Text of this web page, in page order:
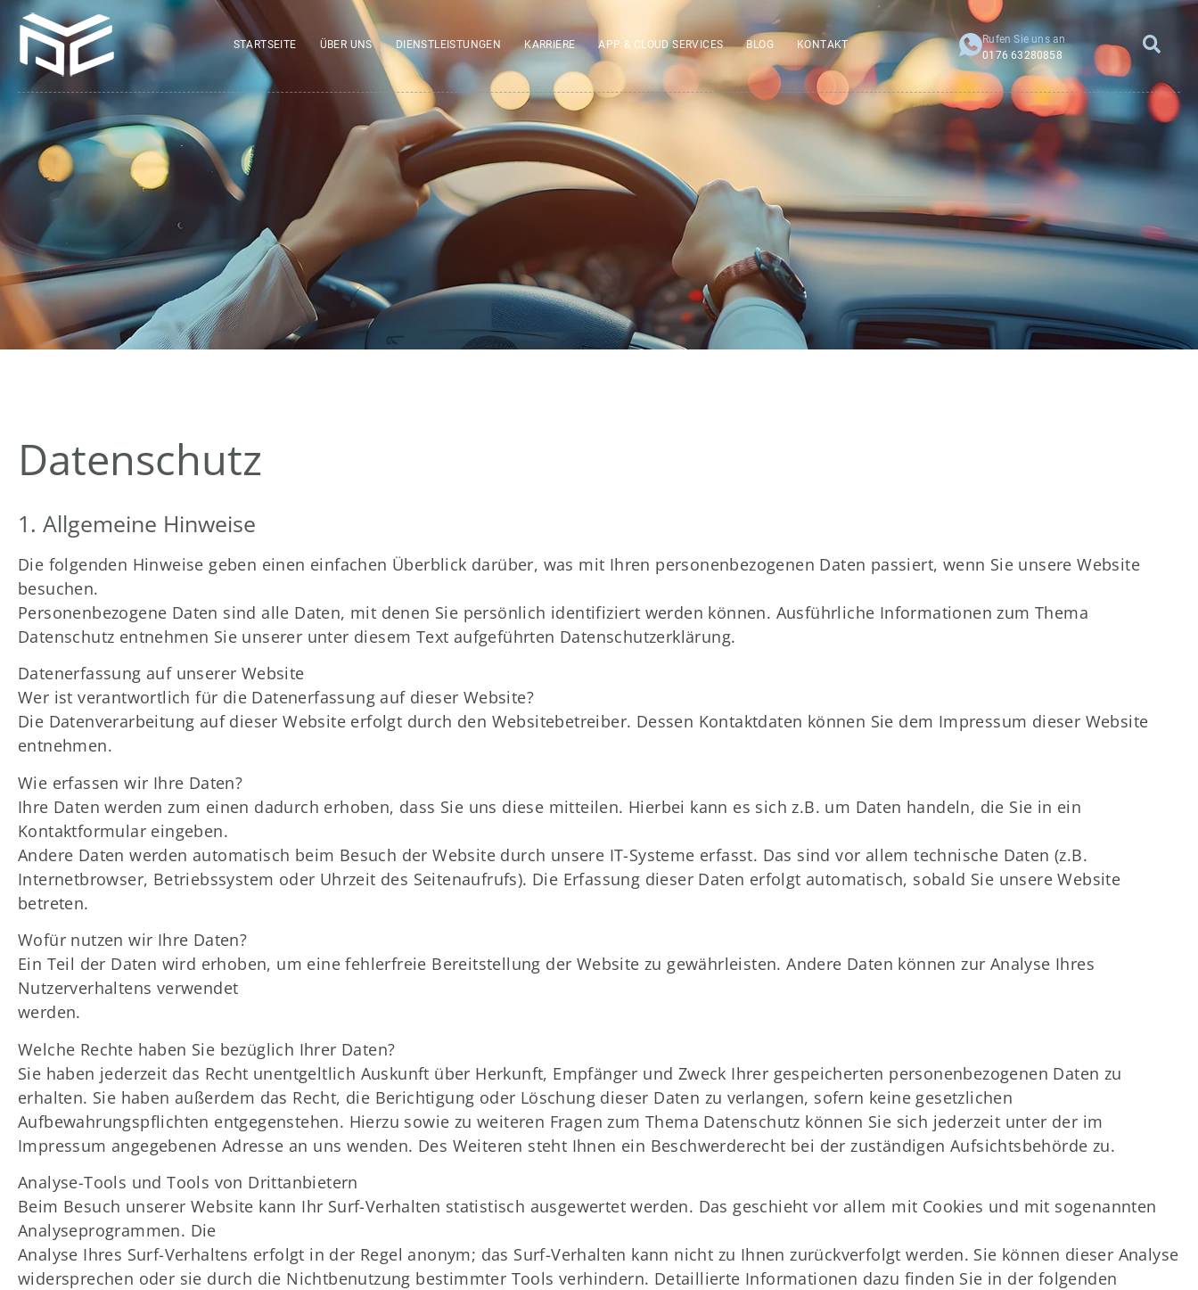
STARTSEITE ÜBER UNS DIENSTLEISTUNGEN KARRIERE APP & CLOUD SERVICES BLOG KONTAKT
Rufen Sie uns an
0176 63280858
Datenschutz
1. Allgemeine Hinweise
Die folgenden Hinweise geben einen einfachen Überblick darüber, was mit Ihren personenbezogenen Daten passiert, wenn Sie unsere Website
besuchen.
Personenbezogene Daten sind alle Daten, mit denen Sie persönlich identifiziert werden können. Ausführliche Informationen zum Thema
Datenschutz entnehmen Sie unserer unter diesem Text aufgeführten Datenschutzerklärung.
Datenerfassung auf unserer Website
Wer ist verantwortlich für die Datenerfassung auf dieser Website?
Die Datenverarbeitung auf dieser Website erfolgt durch den Websitebetreiber. Dessen Kontaktdaten können Sie dem Impressum dieser Website
entnehmen.
Wie erfassen wir Ihre Daten?
Ihre Daten werden zum einen dadurch erhoben, dass Sie uns diese mitteilen. Hierbei kann es sich z.B. um Daten handeln, die Sie in ein
Kontaktformular eingeben.
Andere Daten werden automatisch beim Besuch der Website durch unsere IT-Systeme erfasst. Das sind vor allem technische Daten (z.B.
Internetbrowser, Betriebssystem oder Uhrzeit des Seitenaufrufs). Die Erfassung dieser Daten erfolgt automatisch, sobald Sie unsere Website
betreten.
Wofür nutzen wir Ihre Daten?
Ein Teil der Daten wird erhoben, um eine fehlerfreie Bereitstellung der Website zu gewährleisten. Andere Daten können zur Analyse Ihres
Nutzerverhaltens verwendet
werden.
Welche Rechte haben Sie bezüglich Ihrer Daten?
Sie haben jederzeit das Recht unentgeltlich Auskunft über Herkunft, Empfänger und Zweck Ihrer gespeicherten personenbezogenen Daten zu
erhalten. Sie haben außerdem das Recht, die Berichtigung oder Löschung dieser Daten zu verlangen, sofern keine gesetzlichen
Aufbewahrungspflichten entgegenstehen. Hierzu sowie zu weiteren Fragen zum Thema Datenschutz können Sie sich jederzeit unter der im
Impressum angegebenen Adresse an uns wenden. Des Weiteren steht Ihnen ein Beschwerderecht bei der zuständigen Aufsichtsbehörde zu.
Analyse-Tools und Tools von Drittanbietern
Beim Besuch unserer Website kann Ihr Surf-Verhalten statistisch ausgewertet werden. Das geschieht vor allem mit Cookies und mit sogenannten
Analyseprogrammen. Die
Analyse Ihres Surf-Verhaltens erfolgt in der Regel anonym; das Surf-Verhalten kann nicht zu Ihnen zurückverfolgt werden. Sie können dieser Analyse
widersprechen oder sie durch die Nichtbenutzung bestimmter Tools verhindern. Detaillierte Informationen dazu finden Sie in der folgenden